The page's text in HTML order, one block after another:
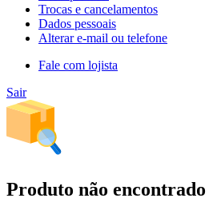
Trocas e cancelamentos
Dados pessoais
Alterar e-mail ou telefone
Fale com lojista
Sair
Produto não encontrado